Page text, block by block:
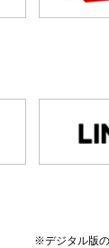
※デジタル版